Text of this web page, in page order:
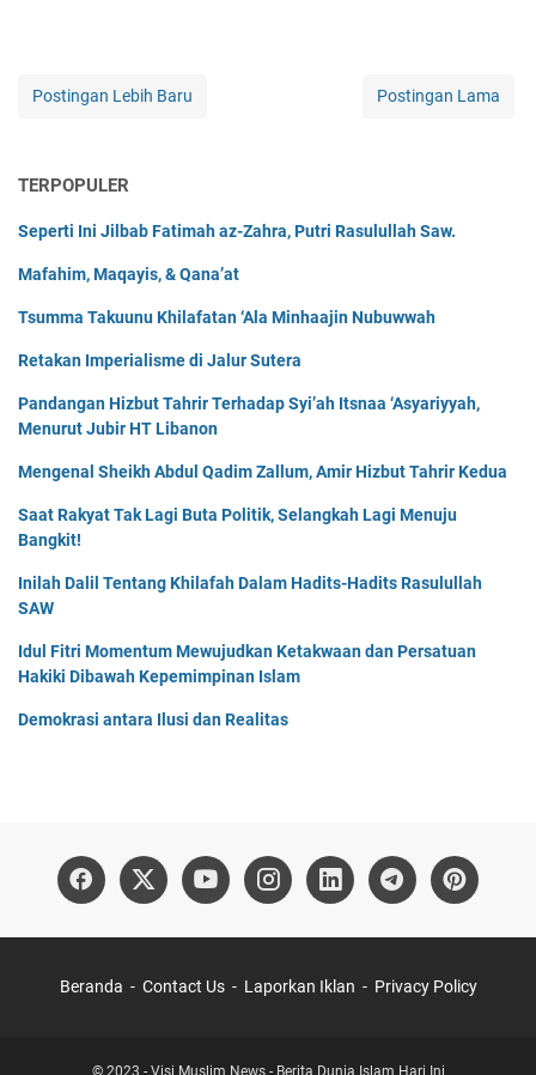
Postingan Lebih Baru Postingan Lama
TERPOPULER
Seperti Ini Jilbab Fatimah az-Zahra, Putri Rasulullah Saw.
Mafahim, Maqayis, & Qana’at
Tsumma Takuunu Khilafatan ‘Ala Minhaajin Nubuwwah
Retakan Imperialisme di Jalur Sutera
Pandangan Hizbut Tahrir Terhadap Syi’ah Itsnaa ‘Asyariyyah,
Menurut Jubir HT Libanon
Mengenal Sheikh Abdul Qadim Zallum, Amir Hizbut Tahrir Kedua
Saat Rakyat Tak Lagi Buta Politik, Selangkah Lagi Menuju
Bangkit!
Inilah Dalil Tentang Khilafah Dalam Hadits-Hadits Rasulullah
SAW
Idul Fitri Momentum Mewujudkan Ketakwaan dan Persatuan
Hakiki Dibawah Kepemimpinan Islam
Demokrasi antara Ilusi dan Realitas
Beranda Contact Us Laporkan Iklan Privacy Policy